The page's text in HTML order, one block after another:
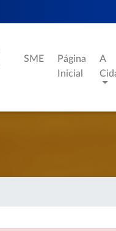
SME
Página
Inicial
A